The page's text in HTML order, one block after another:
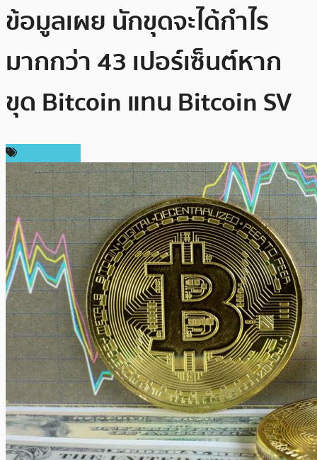
ข้อมูลเผย นักขุดจะได้กำไร
มากกว่า 43 เปอร์เซ็นต์หาก
ขุด Bitcoin แทน Bitcoin SV